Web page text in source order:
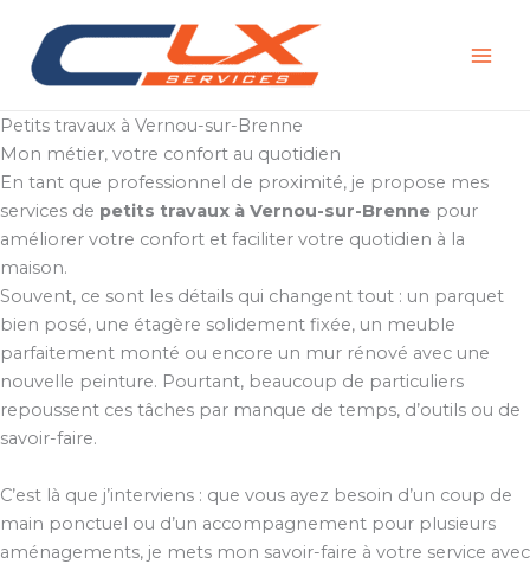
contenu
Petits travaux à Vernou-sur-Brenne
Mon métier, votre confort au quotidien
En tant que professionnel de proximité, je propose mes
services de petits travaux à Vernou-sur-Brenne pour
améliorer votre confort et faciliter votre quotidien à la
maison.
Souvent, ce sont les détails qui changent tout : un parquet
bien posé, une étagère solidement fixée, un meuble
parfaitement monté ou encore un mur rénové avec une
nouvelle peinture. Pourtant, beaucoup de particuliers
repoussent ces tâches par manque de temps, d’outils ou de
savoir-faire.
C’est là que j’interviens : que vous ayez besoin d’un coup de
main ponctuel ou d’un accompagnement pour plusieurs
aménagements, je mets mon savoir-faire à votre service avec